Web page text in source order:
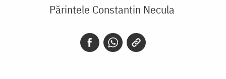
Părintele Constantin Necula